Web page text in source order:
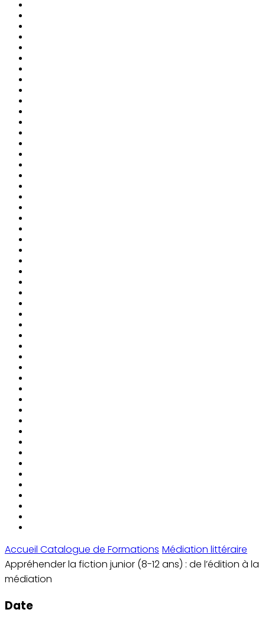
Accueil Catalogue de Formations Médiation littéraire
Appréhender la fiction junior (8-12 ans) : de l’édition à la
médiation
Date